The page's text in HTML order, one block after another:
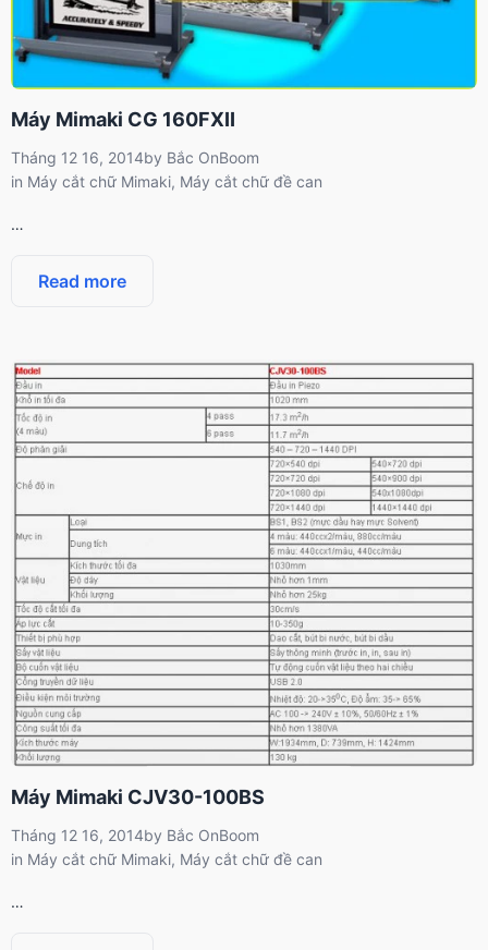
Máy Mimaki CG 160FXII
Tháng 12 16, 2014by Bắc OnBoom
in Máy cắt chữ Mimaki, Máy cắt chữ đề can
…
Read more
Máy Mimaki CJV30-100BS
Tháng 12 16, 2014by Bắc OnBoom
in Máy cắt chữ Mimaki, Máy cắt chữ đề can
…